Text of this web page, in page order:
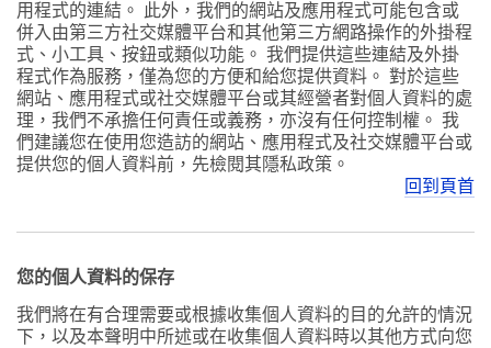
用程式的連結。 此外，我們的網站及應用程式可能包含或
併入由第三方社交媒體平台和其他第三方網路操作的外掛程
式、小工具、按鈕或類似功能。 我們提供這些連結及外掛
程式作為服務，僅為您的方便和給您提供資料。 對於這些
網站、應用程式或社交媒體平台或其經營者對個人資料的處
理，我們不承擔任何責任或義務，亦沒有任何控制權。 我
們建議您在使用您造訪的網站、應用程式及社交媒體平台或
提供您的個人資料前，先檢閱其隱私政策。
回到頁首
您的個人資料的保存
我們將在有合理需要或根據收集個人資料的目的允許的情況
下，以及本聲明中所述或在收集個人資料時以其他方式向您